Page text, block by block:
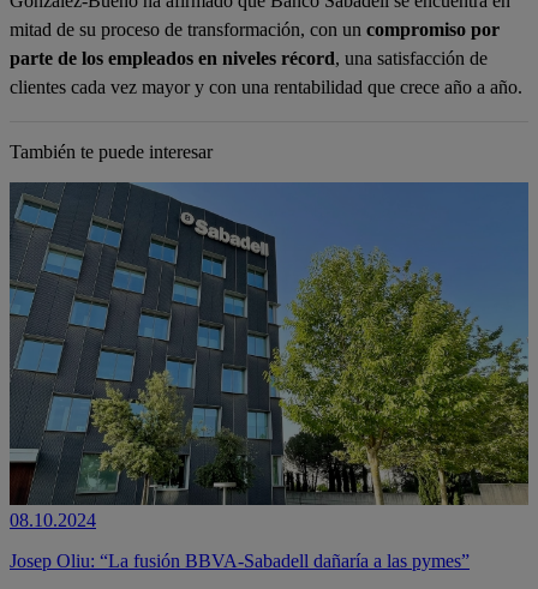
mitad de su proceso de transformación, con un compromiso por
parte de los empleados en niveles récord, una satisfacción de
clientes cada vez mayor y con una rentabilidad que crece año a año.
También te puede interesar
08.10.2024
Josep Oliu: “La fusión BBVA-Sabadell dañaría a las pymes”